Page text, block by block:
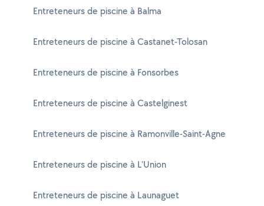
Entreteneurs de piscine à Balma
Entreteneurs de piscine à Castanet-Tolosan
Entreteneurs de piscine à Fonsorbes
Entreteneurs de piscine à Castelginest
Entreteneurs de piscine à Ramonville-Saint-Agne
Entreteneurs de piscine à L'Union
Entreteneurs de piscine à Launaguet